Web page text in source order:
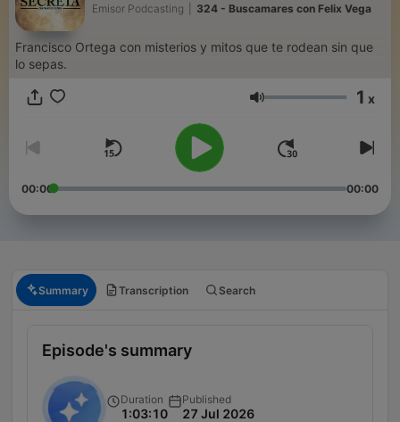
Emisor Podcasting 324 - Buscamares con Felix Vega
Francisco Ortega con misterios y mitos que te rodean sin que
lo sepas.
Volume 1 x
00:00 00:00
Summary Transcription Search
Episode's summary
Duration
1:03:10
Published
27 Jul 2026